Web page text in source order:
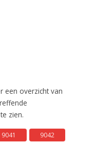
een overzicht van
zien.
9041
9042